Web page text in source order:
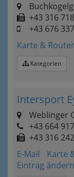
+43 316
+43 676
Karte &
Kategorien
Intersport
Weblinger
+43 664
+43 316
E-Mail
Karte
Eintrag ändern